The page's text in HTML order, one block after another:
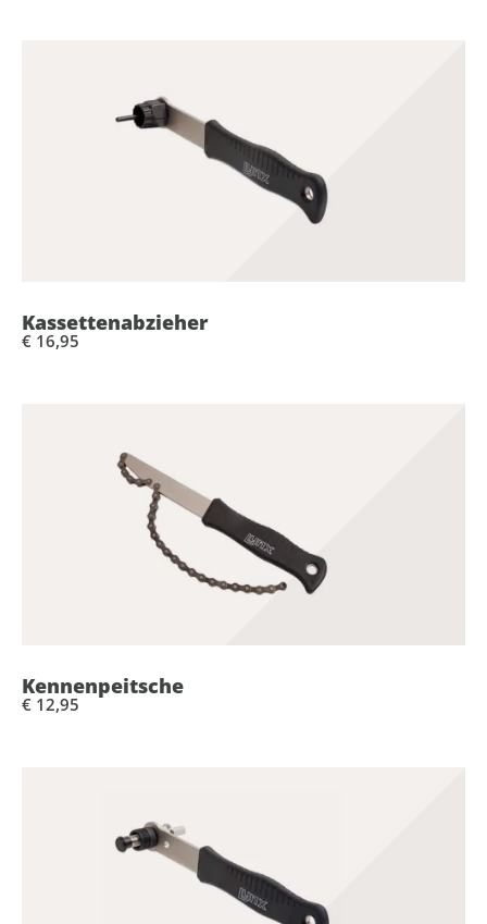
Kassettenabzieher
€ 16,95
Kennenpeitsche
€ 12,95